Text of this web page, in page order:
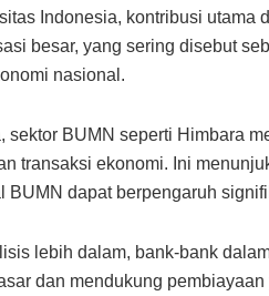
Indonesia, kontribusi utama
besar, yang sering disebut
nasional.
sektor BUMN seperti Himbara
transaksi ekonomi. Ini
BUMN dapat berpengaruh
lebih dalam, bank-bank
dan mendukung